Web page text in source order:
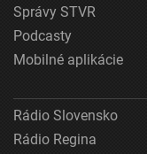
Správy STVR
Podcasty
Mobilné aplikácie
Rádio Slovensko
Rádio Regina